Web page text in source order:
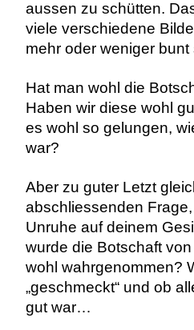
aussen zu schütten.
viele verschiedene
mehr oder weniger bunt
Hat man wohl die
Haben wir diese wohl
es wohl so gelungen,
war?
Aber zu guter Letzt
abschliessenden
Unruhe auf deinem
wurde die Botschaft
wohl wahrgenommen?
„geschmeckt“ und ob
gut war…